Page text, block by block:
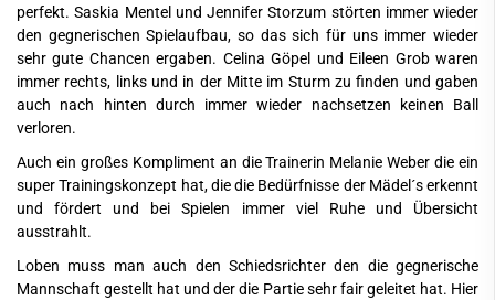
perfekt. Saskia Mentel und Jennifer Storzum störten immer wieder
den gegnerischen Spielaufbau, so das sich für uns immer wieder
sehr gute Chancen ergaben. Celina Göpel und Eileen Grob waren
immer rechts, links und in der Mitte im Sturm zu finden und gaben
auch nach hinten durch immer wieder nachsetzen keinen Ball
verloren.
Auch ein großes Kompliment an die Trainerin Melanie Weber die ein
super Trainingskonzept hat, die die Bedürfnisse der Mädel´s erkennt
und fördert und bei Spielen immer viel Ruhe und Übersicht
ausstrahlt.
Loben muss man auch den Schiedsrichter den die gegnerische
Mannschaft gestellt hat und der die Partie sehr fair geleitet hat. Hier